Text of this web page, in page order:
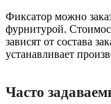
Фиксатор можно
фурнитурой.
зависят от состава
устанавливает
Часто